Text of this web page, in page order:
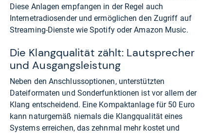
Diese Anlagen empfangen in der Regel auch
Internetradiosender und ermöglichen den Zugriff auf
Streaming-Dienste wie Spotify oder Amazon Music.
Die Klangqualität zählt: Lautsprecher
und Ausgangsleistung
Neben den Anschlussoptionen, unterstützten
Dateiformaten und Sonderfunktionen ist vor allem der
Klang entscheidend. Eine Kompaktanlage für 50 Euro
kann naturgemäß niemals die Klangqualität eines
Systems erreichen, das zehnmal mehr kostet und